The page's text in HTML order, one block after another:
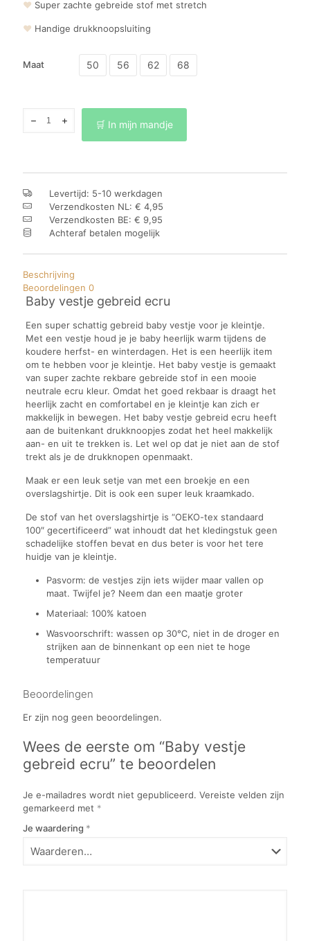
❤ Super zachte gebreide stof met stretch
❤ Handige drukknoopsluiting
Maat 50 56 62 68
vestje
🛒 In mijn mandje
Levertijd: 5-10 werkdagen
Verzendkosten NL: € 4,95
Verzendkosten BE: € 9,95
Achteraf betalen mogelijk
Beschrijving
Beoordelingen 0
Baby vestje gebreid ecru
Een super schattig gebreid baby vestje voor je kleintje.
Met een vestje houd je je baby heerlijk warm tijdens de
koudere herfst- en winterdagen. Het is een heerlijk item
om te hebben voor je kleintje. Het baby vestje is gemaakt
van super zachte rekbare gebreide stof in een mooie
neutrale ecru kleur. Omdat het goed rekbaar is draagt het
heerlijk zacht en comfortabel en je kleintje kan zich er
makkelijk in bewegen. Het baby vestje gebreid ecru heeft
aan de buitenkant drukknoopjes zodat het heel makkelijk
aan- en uit te trekken is. Let wel op dat je niet aan de stof
trekt als je de drukknopen openmaakt.
Maak er een leuk setje van met een broekje en een
overslagshirtje. Dit is ook een super leuk kraamkado.
De stof van het overslagshirtje is “OEKO-tex standaard
100″ gecertificeerd” wat inhoudt dat het kledingstuk geen
schadelijke stoffen bevat en dus beter is voor het tere
huidje van je kleintje.
Pasvorm: de vestjes zijn iets wijder maar vallen op
maat. Twijfel je? Neem dan een maatje groter
Materiaal: 100% katoen
Wasvoorschrift: wassen op 30℃, niet in de droger en
strijken aan de binnenkant op een niet te hoge
temperatuur
Beoordelingen
Er zijn nog geen beoordelingen.
Wees de eerste om “Baby vestje
gebreid ecru” te beoordelen
Je e-mailadres wordt niet gepubliceerd. Vereiste velden zijn
gemarkeerd met *
Je waardering *